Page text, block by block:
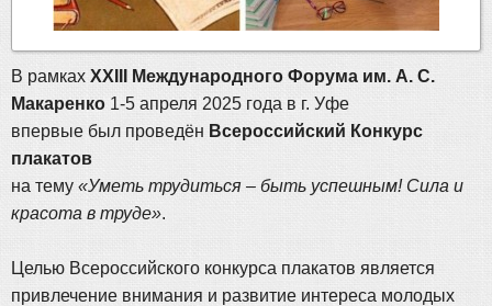
В рамках XXIII Международного Форума им. А. С.
Макаренко 1-5 апреля 2025 года в г. Уфе
впервые был проведён Всероссийский Конкурс
плакатов
на тему «Уметь трудиться – быть успешным! Сила и
красота в труде».
Целью Всероссийского конкурса плакатов является
привлечение внимания и развитие интереса молодых